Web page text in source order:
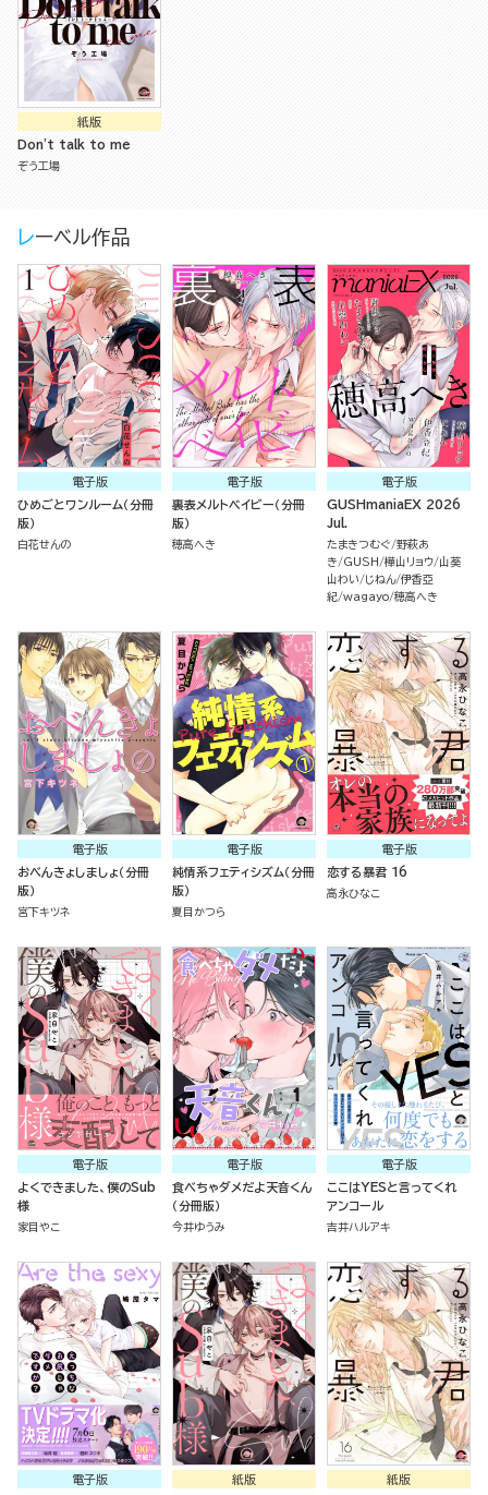
紙版
Don't talk to me
ぞう工場
レーベル作品
電子版
ひめごとワンルーム（分冊
版）
白花せんの
電子版
裏表メルトベイビー（分冊
版）
穂高へき
電子版
GUSHmaniaEX 2026
Jul.
たまきつむぐ 野萩あ
き
GUSH 樺山リョウ 山葵
山わい
じねん 伊香亞
紀 wagayo 穂高へき
電子版
おべんきょしましょ（分冊
版）
宮下キツネ
電子版
純情系フェティシズム（分冊
版）
夏目かつら
電子版
恋する暴君 16
高永ひなこ
電子版
よくできました、僕のSub
様
家目やこ
電子版
食べちゃダメだよ天音くん
（分冊版）
今井ゆうみ
電子版
ここはYESと言ってくれ
アンコール
吉井ハルアキ
電子版
紙版
紙版